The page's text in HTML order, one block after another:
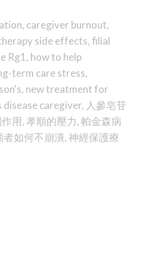
, caregiver burnout,
side effects,filial
Rg1 , how to help
term care stress,
, new treatment for
disease caregiver, 人參皂苷
用,孝順的壓力,帕金森病
者如何不崩潰,神經保護療